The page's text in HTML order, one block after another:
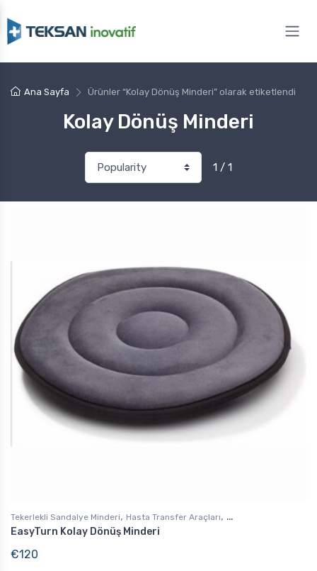
Ana Sayfa Ürünler “Kolay Dönüş Minderi” olarak etiketlendi
Kolay Dönüş Minderi
1 / 1
Tekerlekli Sandalye Minderi, Hasta Transfer Araçları,
Günlük Yaşam Destek
EasyTurn Kolay Dönüş Minderi
€120